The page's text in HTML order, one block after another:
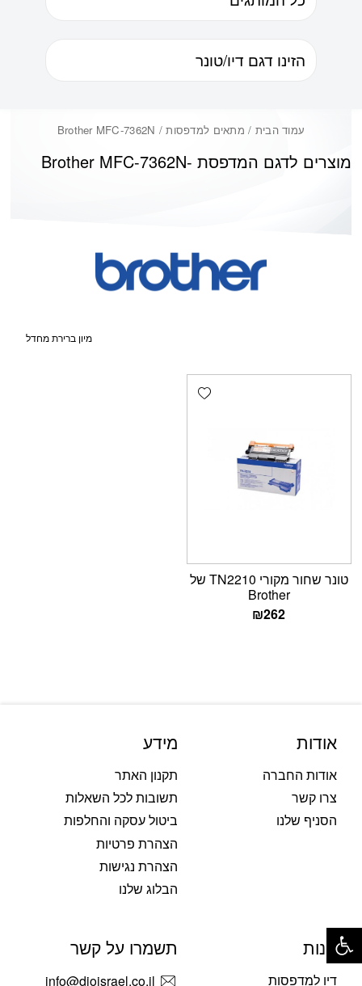
עמוד הבית / מתאים למדפסות / Brother MFC-7362N
Brother MFC-7362Nמוצרים לדגם המדפסת -
Add wishlist
טונר שחור מקורי TN2210 של
Brother
₪262
אודות
אודות החברה
צרו קשר
הסניף שלנו
מידע
תקנון האתר
תשובות לכל השאלות
ביטול עסקה והחלפות
הצהרת פרטיות
הצהרת נגישות
הבלוג שלנו
חנות
דיו למדפסות
תשמרו על קשר
info@dioisrael.co.il
פתח סרגל נגישות